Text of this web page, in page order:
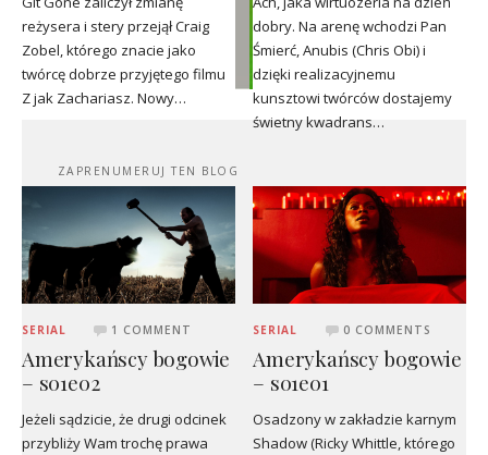
reżysera i stery przejął Craig
Zobel, którego znacie jako
twórcę dobrze przyjętego filmu
Z jak Zachariasz. Nowy…
dobry. Na arenę wchodzi Pan
Śmierć, Anubis (Chris Obi) i
dzięki realizacyjnemu
kunsztowi twórców dostajemy
świetny kwadrans…
SERIAL 1 COMMENT
Amerykańscy bogowie
– s01e02
Jeżeli sądzicie, że drugi odcinek
przybliży Wam trochę prawa
SERIAL 0 COMMENTS
Amerykańscy bogowie
– s01e01
Osadzony w zakładzie karnym
Shadow (Ricky Whittle, którego
ZAPRENUMERUJ TEN BLOG